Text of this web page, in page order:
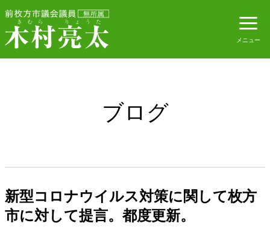
ブログ
新型コロナウイルス対策に関して枚方
市に対して提言。都度更新。